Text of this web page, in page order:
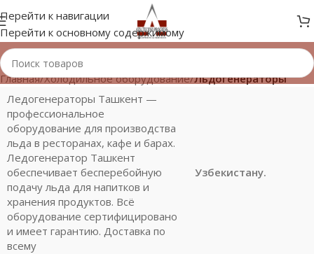
Перейти к навигации
Перейти к основному содержимому
Главная/Холодильное оборудование/Льдогенераторы
Ледогенераторы Ташкент —
профессиональное
оборудование для производства
льда в ресторанах, кафе и барах.
Ледогенератор Ташкент
обеспечивает бесперебойную
подачу льда для напитков и
хранения продуктов. Всё
оборудование сертифицировано
и имеет гарантию. Доставка по
всему
Узбекистану.